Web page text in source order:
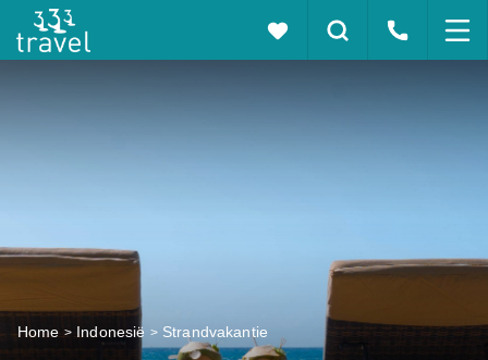
Home Indonesië Strandvakantie